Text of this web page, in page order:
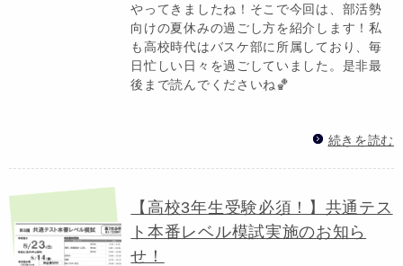
やってきましたね！そこで今回は、部活勢
向けの夏休みの過ごし方を紹介します！私
も高校時代はバスケ部に所属しており、毎
日忙しい日々を過ごしていました。是非最
後まで読んでくださいね🏀
続きを読む
【高校3年生受験必須！】共通テス
ト本番レベル模試実施のお知ら
せ！